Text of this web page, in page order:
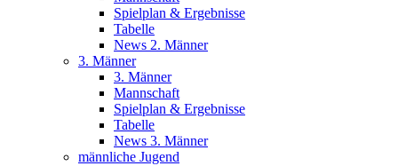
Spielplan & Ergebnisse
Tabelle
News 2. Männer
3. Männer
3. Männer
Mannschaft
Spielplan & Ergebnisse
Tabelle
News 3. Männer
männliche Jugend